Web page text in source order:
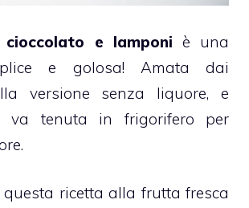
e lamponi è una
e golosa! Amata dai
versione senza liquore, e
va tenuta in frigorifero per
questa ricetta alla frutta fresca